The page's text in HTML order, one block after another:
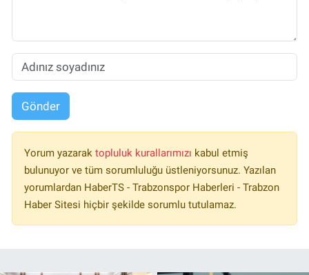
Gönder
Yorum yazarak topluluk kurallarımızı kabul etmiş
bulunuyor ve tüm sorumluluğu üstleniyorsunuz. Yazılan
yorumlardan HaberTS - Trabzonspor Haberleri - Trabzon
Haber Sitesi hiçbir şekilde sorumlu tutulamaz.